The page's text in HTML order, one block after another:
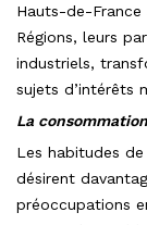
Hauts-de-
Régions, leurs
industriels,
sujets d’intérêts
La
Les habitudes
désirent
préoccupations